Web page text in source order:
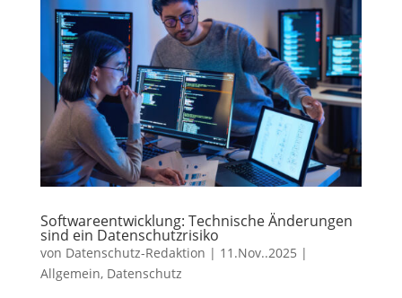
Softwareentwicklung: Technische Änderungen
sind ein Datenschutzrisiko
von Datenschutz-Redaktion | 11.Nov..2025 |
Allgemein, Datenschutz